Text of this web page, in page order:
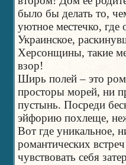
было бы делать то,
уютное местечко,
Украинское,
Херсонщины, такие
взор!
Ширь полей – это
просторы морей, ни
пустынь. Посреди
эйфорию похлеще,
Вот где уникальное,
романтических
чувствовать себя